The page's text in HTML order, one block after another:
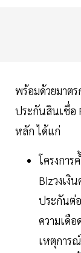
พร้อมด้วยมาตร
ประกันสินเชื่อ
หลัก ได้แก่
โครงการ
Bizวงเงิ
ประกันต่
ความเดื
เหตุการ